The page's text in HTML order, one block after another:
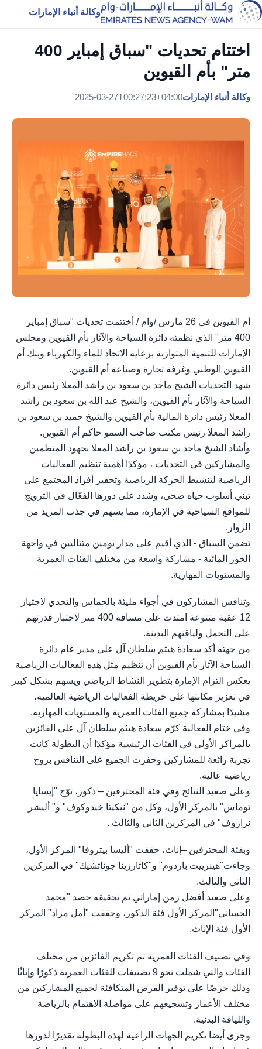
وكالة أنباء الإمارات
اختتام تحديات "سباق إمباير 400
متر" بأم القيوين
وكالة أنباء الإمارات2025-03-27T00:27:23+04:00
أم القيوين فى 26 مارس /وام / أختتمت تحديات "سباق إمباير
400 متر" الذي نظمته دائرة السياحة والآثار بأم القيوين ومجلس
الإمارات للتنمية المتوازنة برعاية الاتحاد للماء والكهرباء وبنك أم
القيوين الوطني وغرفة تجارة وصناعة أم القيوين.
شهد التحديات الشيخ ماجد بن سعود بن راشد المعلا رئيس دائرة
السياحة والآثار بأم القيوين، والشيخ عبد الله بن سعود بن راشد
المعلا رئيس دائرة المالية بأم القيوين والشيخ حميد بن سعود بن
راشد المعلا رئيس مكتب صاحب السمو حاكم أم القيوين.
وأشاد الشيخ ماجد بن سعود بن راشد المعلا بجهود المنظمين
والمشاركين في التحديات ، مؤكدًا أهمية تنظيم الفعاليات
الرياضية لتنشيط الحركة الرياضية وتحفيز أفراد المجتمع على
تبني أسلوب حياه صحي، وشدد على دورها الفعّال في الترويج
للمواقع السياحية في الإمارة، مما يسهم في جذب المزيد من
الزوار.
تضمن السباق - الذي أقيم على مدار يومين متتاليين في واجهة
الخور المائية - مشاركة واسعة من مختلف الفئات العمرية
والمستويات المهارية.
وتنافس المشاركون في أجواء مليئة بالحماس والتحدي لاجتياز
12 عقبة متنوعة امتدت على مسافة 400 متر لاختبار قدرتهم
على التحمل ولياقتهم البدينة.
من جهته أكد سعادة هيثم سلطان آل علي مدير عام دائرة
السياحة الآثار بأم القيوين أن تنظيم مثل هذه الفعاليات الرياضية
يعكس التزام الإمارة بتطوير النشاط الرياضي ويسهم بشكل كبير
في تعزيز مكانتها على خريطة الفعاليات الرياضية العالمية،
مشيدًا بمشاركة جميع الفئات العمرية والمستويات المهارية.
وفي ختام الفعالية كرّم سعادة هيثم سلطان آل علي الفائزين
بالمراكز الأولى في الفئات الرئيسية مؤكدًا أن البطولة كانت
تجربة رائعة للمشاركين وحفزت الجميع على التنافس بروح
رياضية عالية.
وعلى صعيد النتائج وفي فئة المحترفين – ذكور، توّج "إيسايا
توماس" بالمركز الأول، وكل من "نيكيتا خيدوكوف" و" أليشر
نزاروف" في المركزين الثاني والثالث .
وبفئة المحترفين –إناث، حققت "أليسا بيتروفا" المركز الأول،
وجاءت"هينرييت باردوم" و"كاتارزينا جوناتشيك" في المركزين
الثاني والثالث.
وعلى صعيد أفضل زمن إماراتي تم تحقيقه حصد "محمد
الحساني"المركز الأول فئة الذكور، وحققت "أمل مراد" المركز
الأول فئة الإناث.
وفي تصنيف الفئات العمرية تم تكريم الفائزين من مختلف
الفئات والتي شملت نحو 9 تصنيفات للفئات العمرية ذكورًا وإناثًا
وذلك حرصًا على توفير الفرص المتكافئة لجميع المشاركين من
مختلف الأعمار وتشجيعهم على مواصلة الاهتمام بالرياضة
واللياقة البدنية.
وجرى أيضا تكريم الجهات الراعية لهذه البطولة تقديرًا لدورها